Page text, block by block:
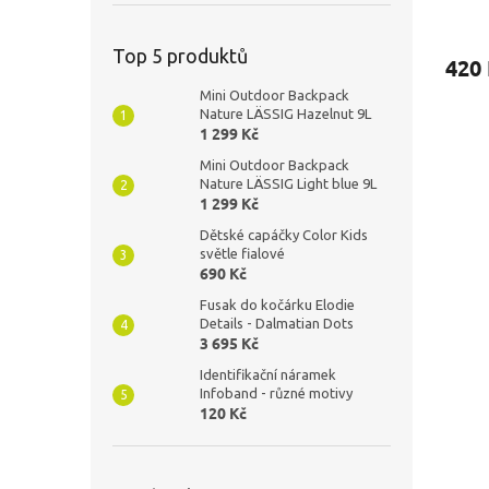
Top 5 produktů
Mini Outdoor Backpack
Nature LÄSSIG Hazelnut 9L
1 299 Kč
Mini Outdoor Backpack
Nature LÄSSIG Light blue 9L
1 299 Kč
Dětské capáčky Color Kids
světle fialové
690 Kč
Fusak do kočárku Elodie
Details - Dalmatian Dots
3 695 Kč
Identifikační náramek
Infoband - různé motivy
120 Kč
420